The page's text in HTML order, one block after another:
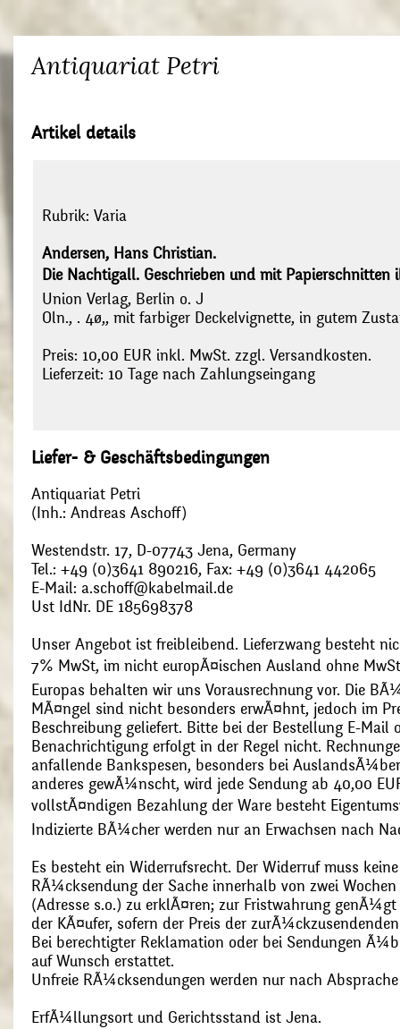
Antiquariat Petri
Artikel details
Rubrik: Varia
Andersen, Hans Christian.
Die Nachtigall. Geschrieben und mit Papierschnitten
Union Verlag, Berlin o. J
Oln., . 4ø,, mit farbiger Deckelvignette, in gutem
Preis: 10,00 EUR inkl. MwSt. zzgl. Versandkosten.
Lieferzeit: 10 Tage nach Zahlungseingang
Liefer- & Geschäftsbedingungen
Antiquariat Petri
(Inh.: Andreas Aschoff)
Westendstr. 17, D-07743 Jena, Germany
Tel.: +49 (0)3641 890216, Fax: +49 (0)3641 442065
E-Mail: a.schoff@kabelmail.de
Ust IdNr. DE 185698378
Unser Angebot ist freibleibend. Lieferzwang besteht
7% MwSt, im nicht europÃ¤ischen Ausland ohne
Europas behalten wir uns Vorausrechnung vor. Die
MÃ¤ngel sind nicht besonders erwÃ¤hnt, jedoch im
Beschreibung geliefert. Bitte bei der Bestellung E-Mail
Benachrichtigung erfolgt in der Regel nicht.
anfallende Bankspesen, besonders bei
anderes gewÃ¼nscht, wird jede Sendung ab 40,00
vollstÃ¤ndigen Bezahlung der Ware besteht
Indizierte BÃ¼cher werden nur an Erwachsen nach
Es besteht ein Widerrufsrecht. Der Widerruf muss
RÃ¼cksendung der Sache innerhalb von zwei
(Adresse s.o.) zu erklÃ¤ren; zur Fristwahrung
der KÃ¤ufer, sofern der Preis der
Bei berechtigter Reklamation oder bei Sendungen
auf Wunsch erstattet.
Unfreie RÃ¼cksendungen werden nur nach
ErfÃ¼llungsort und Gerichtsstand ist Jena.